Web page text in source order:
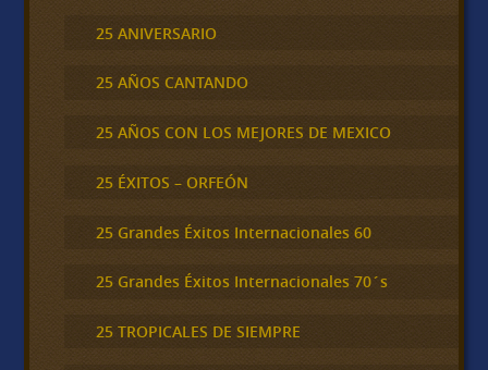
25 ANIVERSARIO
25 AÑOS CANTANDO
25 AÑOS CON LOS MEJORES DE MEXICO
25 ÉXITOS – ORFEÓN
25 Grandes Éxitos Internacionales 60
25 Grandes Éxitos Internacionales 70´s
25 TROPICALES DE SIEMPRE